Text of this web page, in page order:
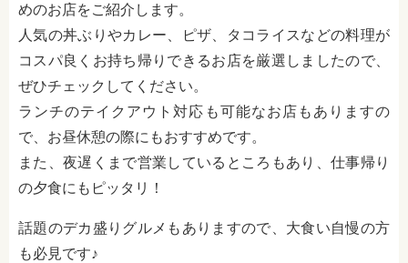
めのお店をご紹介します。
人気の丼ぶりやカレー、ピザ、タコライスなどの料理が
コスパ良くお持ち帰りできるお店を厳選しましたので、
ぜひチェックしてください。
ランチのテイクアウト対応も可能なお店もありますの
で、お昼休憩の際にもおすすめです。
また、夜遅くまで営業しているところもあり、仕事帰り
の夕食にもピッタリ！
話題のデカ盛りグルメもありますので、大食い自慢の方
も必見です♪